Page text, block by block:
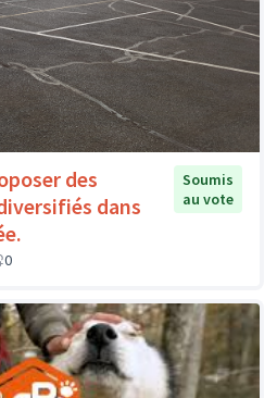
des
dans
Soumis
au vote
0